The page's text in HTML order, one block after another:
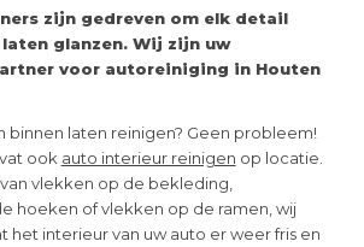
zijn gedreven om elk detail
glanzen. Wij zijn uw
voor autoreiniging in Houten
binnen laten reinigen? Geen probleem!
ook auto interieur reinigen op locatie.
vlekken op de bekleding,
hoeken of vlekken op de ramen, wij
het interieur van uw auto er weer fris en